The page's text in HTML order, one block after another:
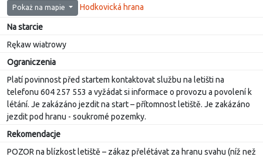
Pokaż na mapie Hodkovická hrana
Na starcie
Rękaw wiatrowy
Ograniczenia
Platí povinnost před startem kontaktovat službu na letišti na
telefonu 604 257 553 a vyžádat si informace o provozu a povolení k
létání. Je zakázáno jezdit na start – přítomnost letiště. Je zakázáno
jezdit pod hranu - soukromé pozemky.
Rekomendacje
POZOR na blízkost letiště – zákaz přelétávat za hranu svahu (níž než